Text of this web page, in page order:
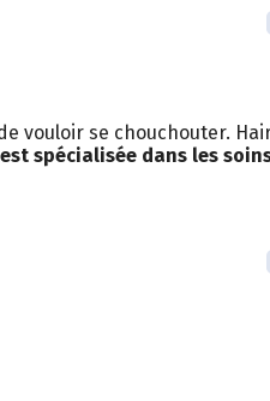
vouloir se chouchouter.
spécialisée dans les